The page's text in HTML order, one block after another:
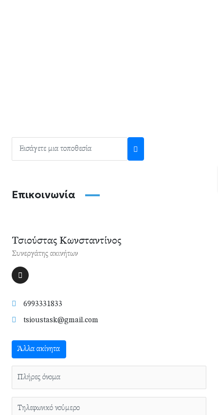
Επικοινωνία
Τσιούστας Κωνσταντίνος
Συνεργάτης ακινήτων
6993331833
tsioustask@gmail.com
Άλλα ακίνητα